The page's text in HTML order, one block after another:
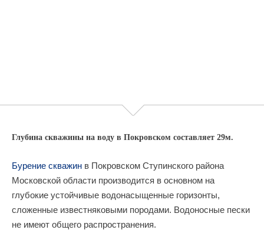
Глубина скважины на воду в Покровском составляет 29м.
Бурение скважин в Покровском Ступинского района
Московской области производится в основном на
глубокие устойчивые водонасыщенные горизонты,
сложенные известняковыми породами. Водоносные пески
не имеют общего распространения.